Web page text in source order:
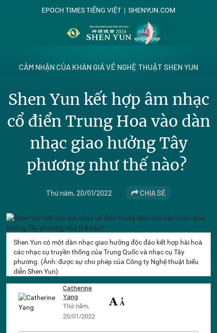
EPOCH TIMES TIẾNG VIỆT | SHENYUN.COM
CẢM NHẬN CỦA KHÁN GIẢ VỀ NGHỆ THUẬT SHEN YUN
Shen Yun kết hợp âm nhạc
cổ điển Trung Hoa vào dàn
nhạc giao hưởng Tây
phương như thế nào?
Thứ năm, 20/01/2022 CHIA SẺ
Shen Yun có một dàn nhạc giao hưởng độc đáo kết hợp hài hoà
các nhạc cụ truyền thống của Trung Quốc và nhạc cụ Tây
phương. (Ảnh: được sự cho phép của Công ty Nghệ thuật biểu
diễn Shen Yun)
Catherine
Yang
Thứ năm,
20/01/2022